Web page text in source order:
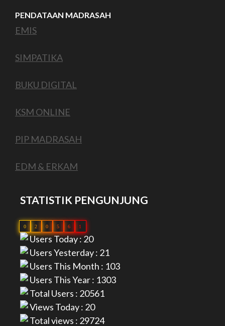
PENDATAAN MADRASAH
EMIS
SIMPATIKA
BUKU DIGITAL
KSM ONLINE
PIP MADRASAH
EDM & ERKAM
STATISTIK PENGUNJUNG
0 2 0 5 6 1
Users Today : 20
Users Yesterday : 21
Users This Month : 103
Users This Year : 1303
Total Users : 20561
Views Today : 20
Total views : 29724